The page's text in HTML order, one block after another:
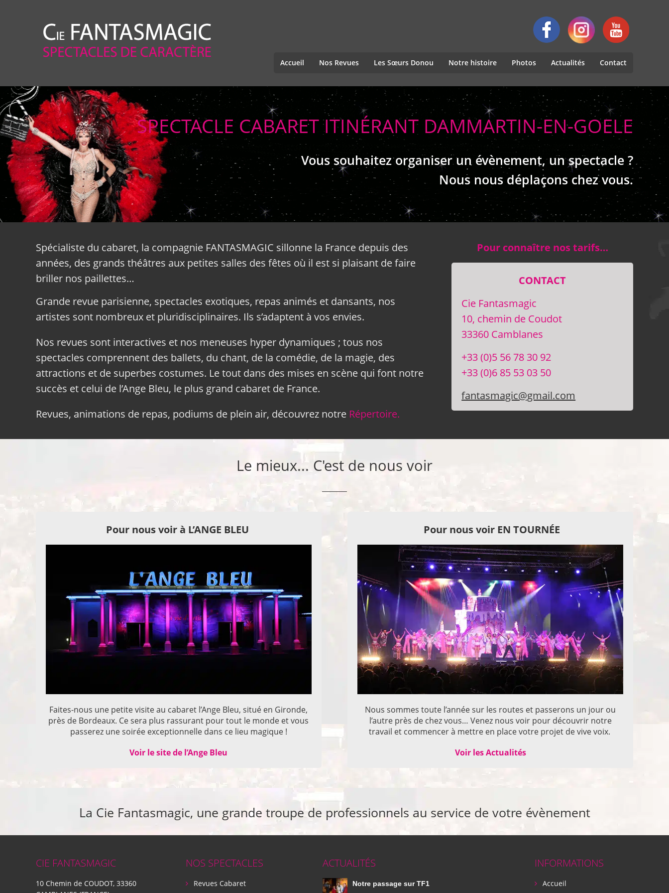
Accueil Nos Revues Les Sœurs Donou Notre histoire Photos Actualités Contact
SPECTACLE CABARET ITINÉRANT DAMMARTIN-EN-GOELE
Vous souhaitez organiser un évènement, un spectacle ?
Nous nous déplaçons chez vous.
Spécialiste du cabaret, la compagnie FANTASMAGIC sillonne la France depuis des
années, des grands théâtres aux petites salles des fêtes où il est si plaisant de faire
briller nos paillettes…
Grande revue parisienne, spectacles exotiques, repas animés et dansants, nos
artistes sont nombreux et pluridisciplinaires. Ils s’adaptent à vos envies.
Nos revues sont interactives et nos meneuses hyper dynamiques ; tous nos
spectacles comprennent des ballets, du chant, de la comédie, de la magie, des
attractions et de superbes costumes. Le tout dans des mises en scène qui font notre
succès et celui de l’Ange Bleu, le plus grand cabaret de France.
Revues, animations de repas, podiums de plein air, découvrez notre Répertoire.
Pour connaître nos tarifs…
CONTACT
Cie Fantasmagic
10, chemin de Coudot
33360 Camblanes
+33 (0)5 56 78 30 92
+33 (0)6 85 53 03 50
fantasmagic@gmail.com
Le mieux... C'est de nous voir
Pour nous voir à L’ANGE BLEU
Faites-nous une petite visite au cabaret l’Ange Bleu, situé en Gironde,
près de Bordeaux. Ce sera plus rassurant pour tout le monde et vous
passerez une soirée exceptionnelle dans ce lieu magique !
Voir le site de l’Ange Bleu
Pour nous voir EN TOURNÉE
Nous sommes toute l’année sur les routes et passerons un jour ou
l’autre près de chez vous… Venez nous voir pour découvrir notre
travail et commencer à mettre en place votre projet de vive voix.
Voir les Actualités
La Cie Fantasmagic, une grande troupe de professionnels au service de votre évènement
CIE FANTASMAGIC
10 Chemin de COUDOT, 33360
NOS SPECTACLES
Revues Cabaret
ACTUALITÉS
Notre passage sur TF1
INFORMATIONS
Accueil